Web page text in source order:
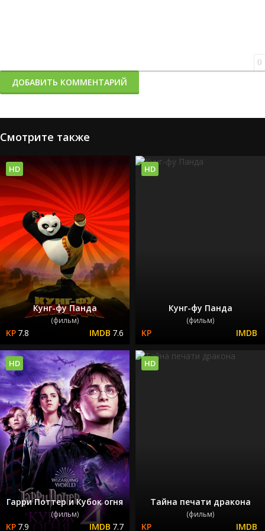
0
ДОБАВИТЬ КОММЕНТАРИЙ
Смотрите также
Кунг-фу Панда
(фильм)
7.8 7.6
HD
Кунг-фу Панда
(фильм)
HD
Гарри Поттер и Кубок огня
(фильм)
7.9 7.7
HD
Тайна печати дракона
(фильм)
HD